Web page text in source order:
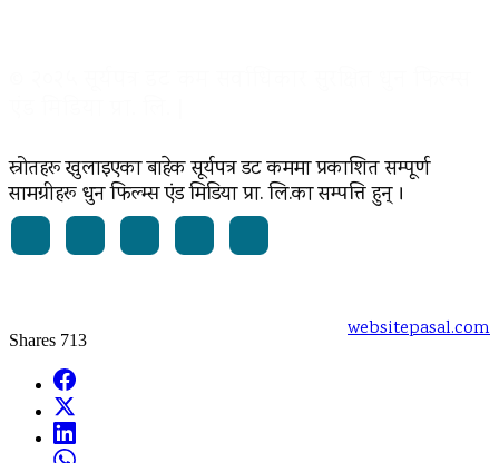
स्रोतहरू खुलाइएका बाहेक सूर्यपत्र डट कममा प्रकाशित सम्पूर्ण
सामग्रीहरू धुन फिल्म्स एंड मिडिया प्रा. लि.का सम्पत्ति हुन् ।
websitepasal.com
Shares 713
Facebook
WhatsApp